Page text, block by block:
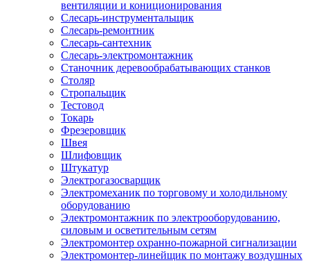
вентиляции и кониционирования
Слесарь-инструментальщик
Слесарь-ремонтник
Слесарь-сантехник
Слесарь-электромонтажник
Станочник деревообрабатывающих станков
Столяр
Стропальщик
Тестовод
Токарь
Фрезеровщик
Швея
Шлифовщик
Штукатур
Электрогазосварщик
Электромеханик по торговому и холодильному
оборудованию
Электромонтажник по электрооборудованию,
силовым и осветительным сетям
Электромонтер охранно-пожарной сигнализации
Электромонтер-линейщик по монтажу воздушных